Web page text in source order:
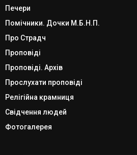
Печери
Помічники. Дочки М.Б.Н.П.
Про Страдч
Проповіді
Проповіді. Архів
Прослухати проповіді
Релігійна крамниця
Свідчення людей
Фотогалерея